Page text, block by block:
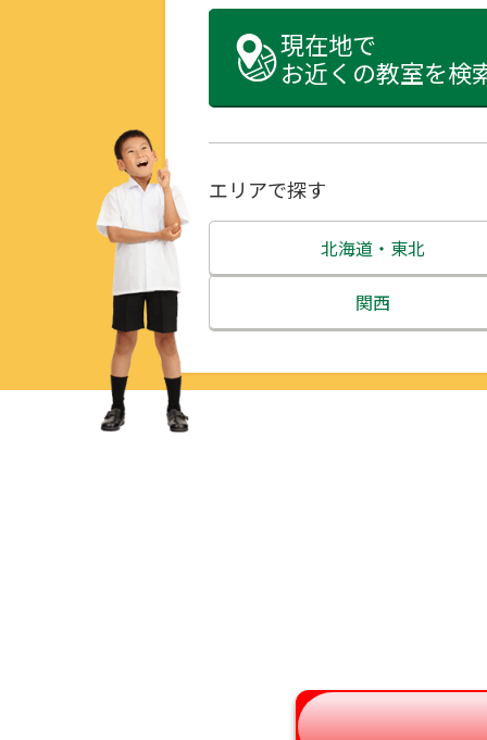
現在地で
お近くの教室を検
エリアで探す
北海道・東北
北海道
関西